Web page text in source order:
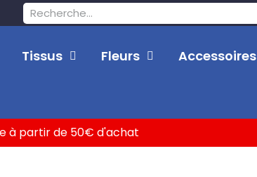
Tissus Fleurs
Accessoires
à partir de 50€ d'achat